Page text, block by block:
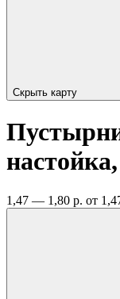
Скрыть карту
1,47 — 1,80 р. от